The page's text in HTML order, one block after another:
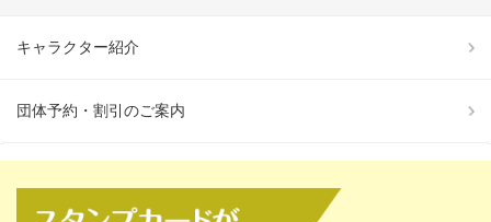
キャラクター紹介
団体予約・割引のご案内